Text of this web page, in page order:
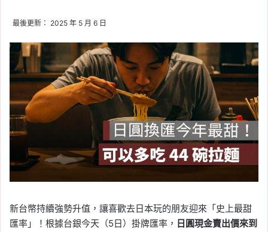
最後更新： 2025 年 5 月 6 日
新台幣持續強勢升值，讓喜歡去日本玩的朋友迎來「史上最甜
匯率」！根據台銀今天（5日）掛牌匯率， 日圓現金賣出價來到